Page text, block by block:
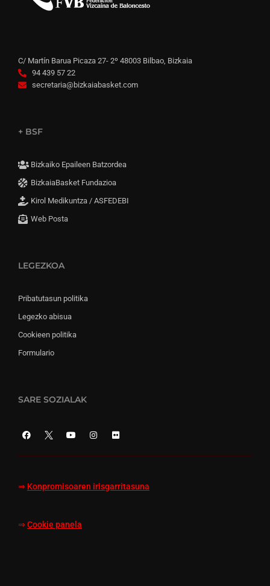
C/ Martín Barua Picaza 27- 2º 48003 Bilbao, Bizkaia
94 439 57 22
secretaria@bizkaiabasket.com
+ BSF
Bizkaiko Epaileen Batzordea
BizkaiaBasket Fundazioa
Kirol Medikuntza / ASFEDEBI
Web Posta
LEGEZKOA
Pribatutasun politika
Legezko abisua
Cookieen politika
Formulario
SARE SOZIALAK
⇒ Konpromisoaren irisgarritasuna
⇒ Cookie panela